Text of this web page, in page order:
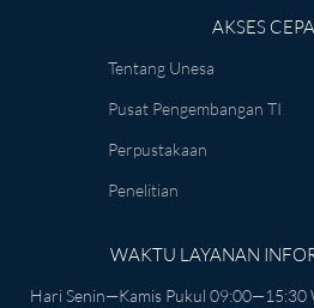
AKSES
Tentang Unesa
Pusat Pengembangan TI
Perpustakaan
Penelitian
WAKTU LAYANAN
Hari Senin—Kamis Pukul